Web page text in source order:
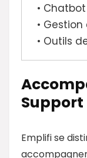
•
•
• Outils
Support
Emplifi se